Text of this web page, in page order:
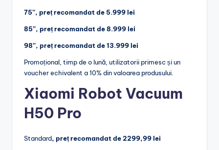
75”, preț recomandat de 5.999 lei
85”, preț recomandat de 8.999 lei
98”, preț recomandat de 13.999 lei
Promoțional, timp de o lună, utilizatorii primesc și un
voucher echivalent a 10% din valoarea produsului.
Xiaomi Robot Vacuum
H50 Pro
Standard, preț recomandat de 2299,99 lei